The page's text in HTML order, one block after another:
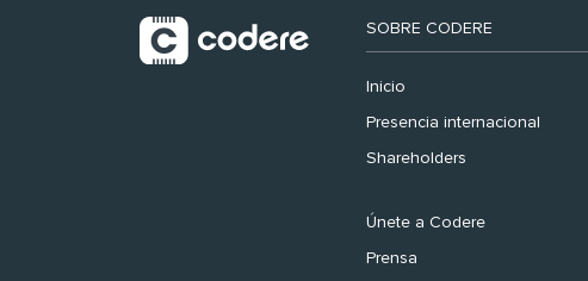
SOBRE CODERE
Inicio
Presencia internacional
Shareholders
Únete a Codere
Prensa